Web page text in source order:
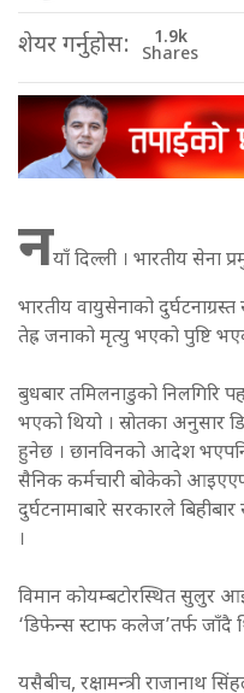
शेयर गर्नुहोस: 1.9k
Shares
नयाँ दिल्ली । भारतीय सेना
भारतीय वायुसेनाको
तेह्र जनाको मृत्यु भएको पुष्टि
बुधबार तमिलनाडुको निलगिरि
भएको थियो । स्रोतका अनुसार
हुनेछ । छानविनको आदेश भएपनि
सैनिक कर्मचारी बोकेको
दुर्घटनामाबारे सरकारले
।
विमान कोयम्बटोरस्थित सुलुर
‘डिफेन्स स्टाफ कलेज’तर्फ जाँदै
यसैबीच, रक्षामन्त्री राजानाथ